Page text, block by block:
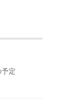
定